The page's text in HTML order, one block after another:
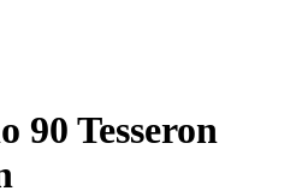
90 Tesseron